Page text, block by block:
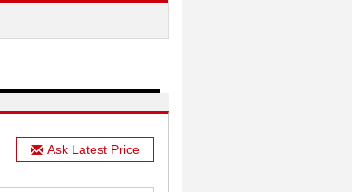
Ask Latest Price